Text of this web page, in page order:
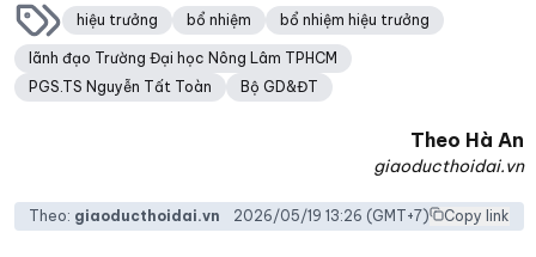
hiệu trưởng bổ nhiệm bổ nhiệm hiệu trưởng
lãnh đạo Trường Đại học Nông Lâm TPHCM
PGS.TS Nguyễn Tất Toàn
Bộ GD&ĐT
Theo Hà An
giaoducthoidai.vn
Theo: giaoducthoidai.vn 2026/05/19 13:26 (GMT+7) Copy link